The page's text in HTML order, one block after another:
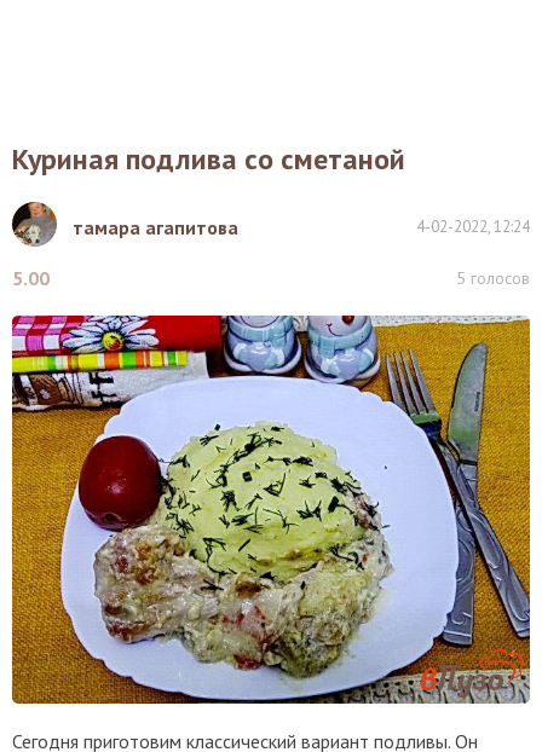
Куриная подлива со сметаной
тамара агапитова 4-02-2022, 12:24
5.00 5 голосов
Сегодня приготовим классический вариант подливы. Он